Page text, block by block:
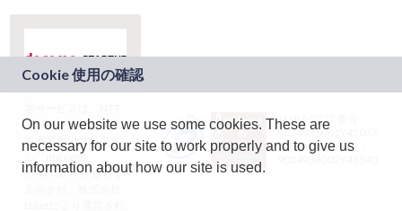
ドコモグループの新
規事業創出プログラ
ム「docomo
STARTUP」を通じて
JASRAC許諾番号：
9024936001Y45037
JASRAC許諾番号：
On our website we use some cookies. These are
necessary for our site to work properly and to give us
information about how our site is used.